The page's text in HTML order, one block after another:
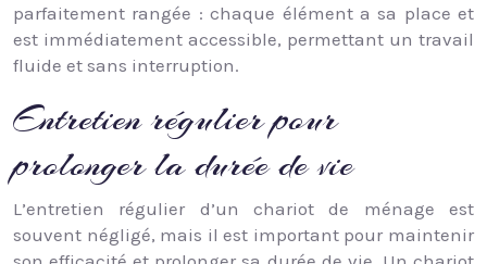
parfaitement rangée : chaque élément a sa place et
est immédiatement accessible, permettant un travail
fluide et sans interruption.
Entretien régulier pour
prolonger la durée de vie
L’entretien régulier d’un chariot de ménage est
souvent négligé, mais il est important pour maintenir